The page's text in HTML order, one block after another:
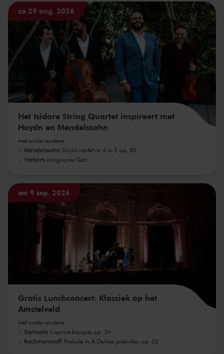
za 29 aug. 2026
Het Isidore String Quartet inspireert met
Haydn en Mendelssohn
met onder andere
Mendelssohn Strijkkwartet nr. 6 in f, op. 80
Webern Langsamer Satz
wo 9 sep. 2026
Gratis Lunchconcert: Klassiek op het
Amstelveld
met onder andere
Sarasate Caprice basque, op. 24
Rachmaninoff Prelude in A Dertien preludes, op. 32